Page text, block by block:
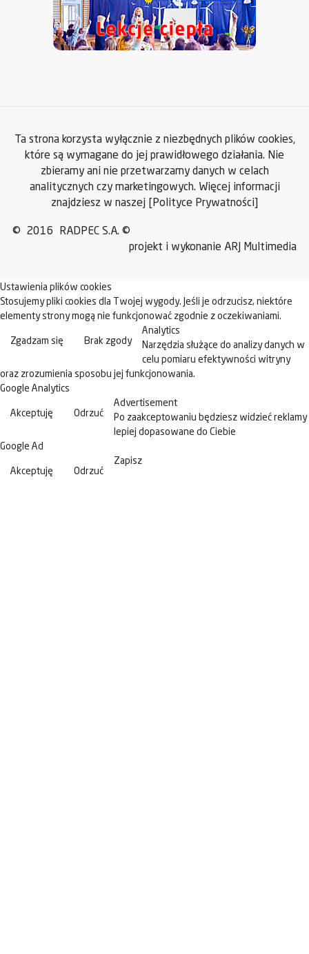
Ta strona korzysta wyłącznie z niezbędnych plików cookies,
które są wymagane do jej prawidłowego działania. Nie
zbieramy ani nie przetwarzamy danych w celach
analitycznych czy marketingowych. Więcej informacji
znajdziesz w naszej
[Polityce Prywatności]
© 2016 RADPEC S.A. ©
projekt i wykonanie ARJ Multimedia
Ustawienia plików cookies
Stosujemy pliki cookies dla Twojej wygody. Jeśli je odrzucisz, niektóre
elementy strony mogą nie funkcjonować zgodnie z oczekiwaniami.
Zgadzam się Brak zgody
Analytics
Narzędzia służące do analizy danych w
celu pomiaru efektywności witryny
oraz zrozumienia sposobu jej funkcjonowania.
Google Analytics
Akceptuję Odrzuć
Advertisement
Po zaakceptowaniu będziesz widzieć reklamy
lepiej dopasowane do Ciebie
Google Ad
Akceptuję Odrzuć
Zapisz